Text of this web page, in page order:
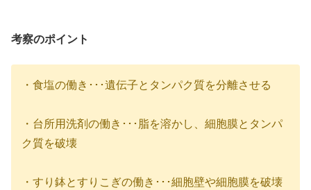
考察のポイント
・食塩の働き･･･遺伝子とタンパク質を分離させる
・台所用洗剤の働き･･･脂を溶かし、細胞膜とタンパ
ク質を破壊
・すり鉢とすりこぎの働き･･･細胞壁や細胞膜を破壊